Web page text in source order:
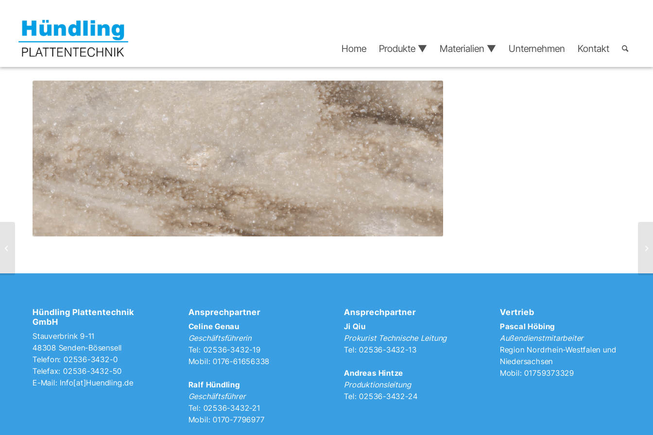
Home Produkte ▼ Materialien ▼ Unternehmen Kontakt
Hündling Plattentechnik
GmbH
Stauverbrink 9-11
48308 Senden-Bösensell
Telefon: 02536-3432-0
Telefax: 02536-3432-50
E-Mail: Info[at]Huendling.de
Ansprechpartner
Celine Genau
Geschäftsführerin
Tel: 02536-3432-19
Mobil: 0176-61656338
Ralf Hündling
Geschäftsführer
Tel: 02536-3432-21
Mobil: 0170-7796977
Ansprechpartner
Ji Qiu
Prokurist Technische Leitung
Tel: 02536-3432-13
Andreas Hintze
Produktionsleitung
Tel: 02536-3432-24
Vertrieb
Pascal Höbing
Außendienstmitarbeiter
Region Nordrhein-Westfalen und
Niedersachsen
Mobil: 01759373329